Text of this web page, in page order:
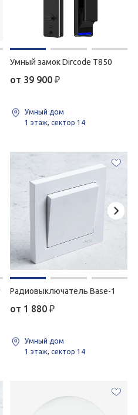
Умный замок Dircode T850
от 39 900 ₽
Умный дом
1 этаж, сектор 14
Радиовыключатель Base-1
от 1 880 ₽
Умный дом
1 этаж, сектор 14